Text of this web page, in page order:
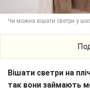
Чи можна вішати светри у
Вішати светри на
так вони займають